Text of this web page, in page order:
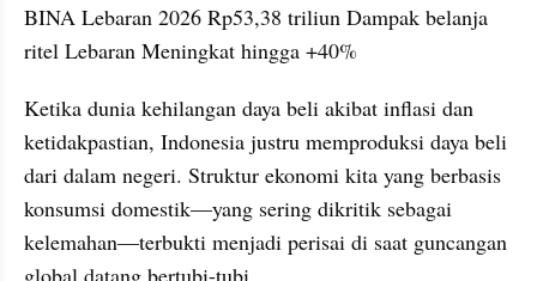
BINA Lebaran 2026 Rp53,38 triliun Dampak belanja
ritel Lebaran Meningkat hingga +40%
Ketika dunia kehilangan daya beli akibat inflasi dan
ketidakpastian, Indonesia justru memproduksi daya beli
dari dalam negeri. Struktur ekonomi kita yang berbasis
konsumsi domestik—yang sering dikritik sebagai
kelemahan—terbukti menjadi perisai di saat guncangan